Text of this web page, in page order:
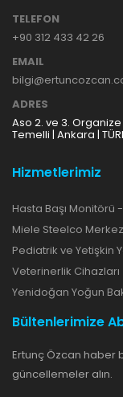
TELEFON
+90 312 433 42 26
EMAIL
ADRES
Aso 2. ve 3. Organize
Temelli | Ankara |
Hizmetlerimiz
Hasta Başı Monitörü
Miele Steelco
Pediatrik ve Yetişkin
Veterinerlik Cihazları
Yenidoğan Yoğun
Bültenlerimize
Ertunç Özcan haber
güncellemeler alın.